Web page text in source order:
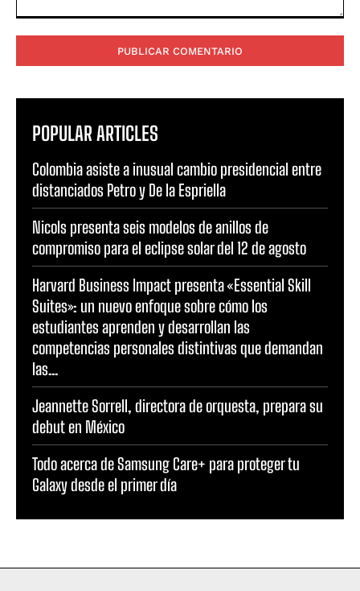
POPULAR ARTICLES
Colombia asiste a inusual cambio presidencial entre
distanciados Petro y De la Espriella
Nicols presenta seis modelos de anillos de
compromiso para el eclipse solar del 12 de agosto
Harvard Business Impact presenta «Essential Skill
Suites»: un nuevo enfoque sobre cómo los
estudiantes aprenden y desarrollan las
competencias personales distintivas que demandan
las...
Jeannette Sorrell, directora de orquesta, prepara su
debut en México
Todo acerca de Samsung Care+ para proteger tu
Galaxy desde el primer día